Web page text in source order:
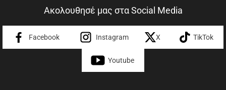
Ακολουθησέ μας στα Social Media
Facebook Instagram X TikTok
Youtube